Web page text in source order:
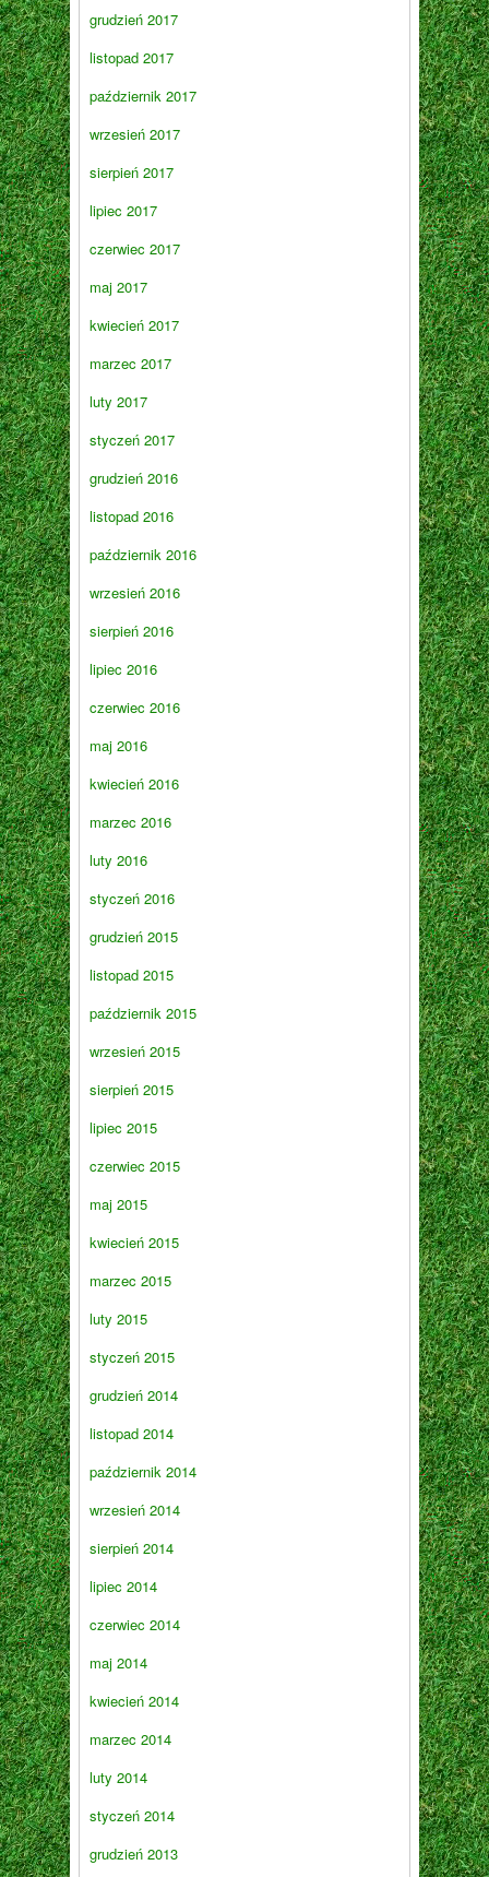
grudzień 2017
listopad 2017
październik 2017
wrzesień 2017
sierpień 2017
lipiec 2017
czerwiec 2017
maj 2017
kwiecień 2017
marzec 2017
luty 2017
styczeń 2017
grudzień 2016
listopad 2016
październik 2016
wrzesień 2016
sierpień 2016
lipiec 2016
czerwiec 2016
maj 2016
kwiecień 2016
marzec 2016
luty 2016
styczeń 2016
grudzień 2015
listopad 2015
październik 2015
wrzesień 2015
sierpień 2015
lipiec 2015
czerwiec 2015
maj 2015
kwiecień 2015
marzec 2015
luty 2015
styczeń 2015
grudzień 2014
listopad 2014
październik 2014
wrzesień 2014
sierpień 2014
lipiec 2014
czerwiec 2014
maj 2014
kwiecień 2014
marzec 2014
luty 2014
styczeń 2014
grudzień 2013